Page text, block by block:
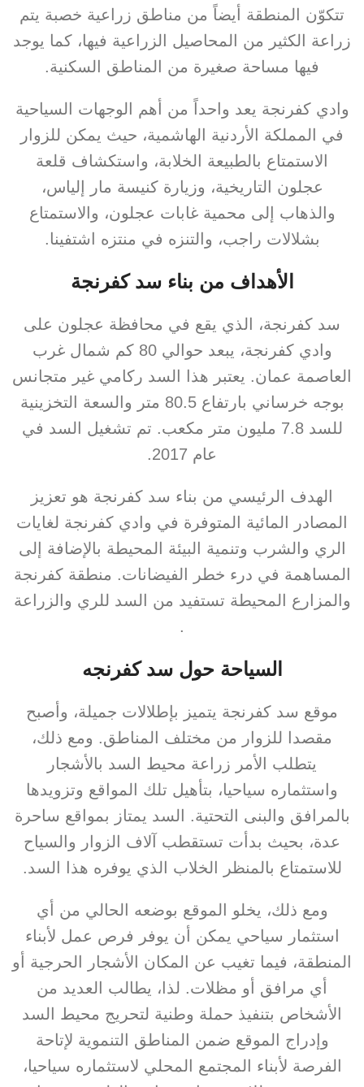
تتكوّن المنطقة أيضاً من مناطق زراعية خصبة يتم
زراعة الكثير من المحاصيل الزراعية فيها، كما يوجد
فيها مساحة صغيرة من المناطق السكنية.
وادي كفرنجة يعد واحداً من أهم الوجهات السياحية
في المملكة الأردنية الهاشمية، حيث يمكن للزوار
الاستمتاع بالطبيعة الخلابة، واستكشاف قلعة
عجلون التاريخية، وزيارة كنيسة مار إلياس،
والذهاب إلى محمية غابات عجلون، والاستمتاع
بشلالات راجب، والتنزه في منتزه اشتفينا.
الأهداف من بناء سد كفرنجة
سد كفرنجة، الذي يقع في محافظة عجلون على
وادي كفرنجة، يبعد حوالي 80 كم شمال غرب
العاصمة عمان. يعتبر هذا السد ركامي غير متجانس
بوجه خرساني بارتفاع 80.5 متر والسعة التخزينية
للسد 7.8 مليون متر مكعب. تم تشغيل السد في
عام 2017.
الهدف الرئيسي من بناء سد كفرنجة هو تعزيز
المصادر المائية المتوفرة في وادي كفرنجة لغايات
الري والشرب وتنمية البيئة المحيطة بالإضافة إلى
المساهمة في درء خطر الفيضانات. منطقة كفرنجة
والمزارع المحيطة تستفيد من السد للري والزراعة
.
السياحة حول سد كفرنجه
موقع سد كفرنجة يتميز بإطلالات جميلة، وأصبح
مقصدا للزوار من مختلف المناطق. ومع ذلك،
يتطلب الأمر زراعة محيط السد بالأشجار
واستثماره سياحيا، بتأهيل تلك المواقع وتزويدها
بالمرافق والبنى التحتية. السد يمتاز بمواقع ساحرة
عدة، بحيث بدأت تستقطب آلاف الزوار والسياح
للاستمتاع بالمنظر الخلاب الذي يوفره هذا السد.
ومع ذلك، يخلو الموقع بوضعه الحالي من أي
استثمار سياحي يمكن أن يوفر فرص عمل لأبناء
المنطقة، فيما تغيب عن المكان الأشجار الحرجية أو
أي مرافق أو مظلات. لذا، يطالب العديد من
الأشخاص بتنفيذ حملة وطنية لتحريج محيط السد
وإدراج الموقع ضمن المناطق التنموية لإتاحة
الفرصة لأبناء المجتمع المحلي لاستثماره سياحيا،